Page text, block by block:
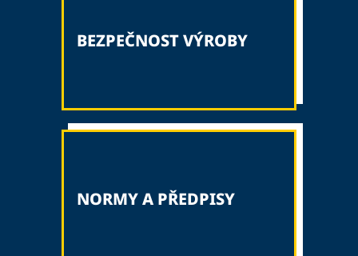
BEZPEČNOST VÝROBY
NORMY A PŘEDPISY